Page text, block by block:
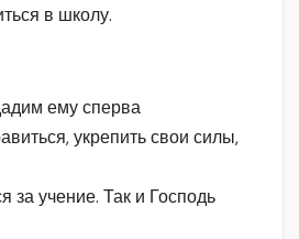
в школу.
ему сперва
укрепить свои силы,
за учение. Так и Господь